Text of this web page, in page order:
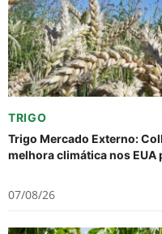
TRIGO
Trigo Mercado Externo:
melhora climática nos EUA
07/08/26